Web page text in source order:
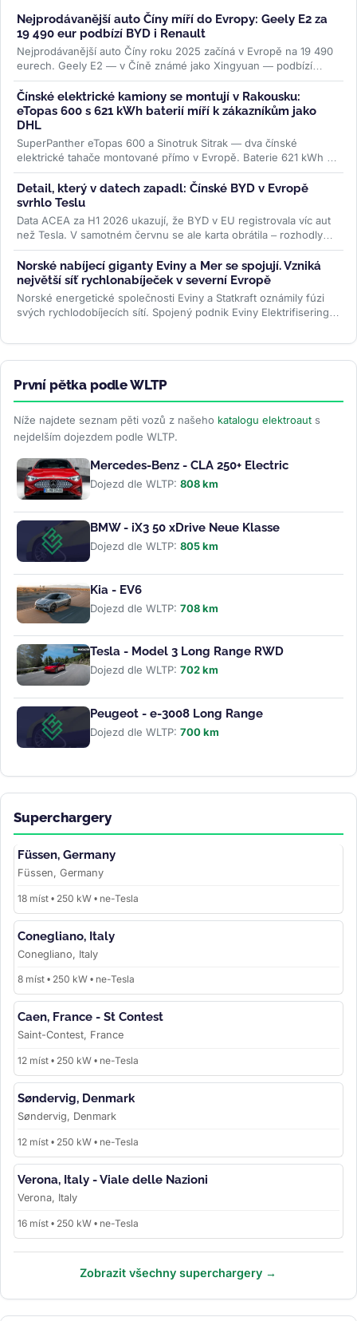
Nejprodávanější auto Číny míří do Evropy: Geely E2 za
19 490 eur podbízí BYD i Renault
Nejprodávanější auto Číny roku 2025 začíná v Evropě na 19 490
eurech. Geely E2 — v Číně známé jako Xingyuan — podbízí
BYD...>>
Čínské elektrické kamiony se montují v Rakousku:
eTopas 600 s 621 kWh baterií míří k zákazníkům jako
DHL
SuperPanther eTopas 600 a Sinotruk Sitrak — dva čínské
elektrické tahače montované přímo v Evropě. Baterie 621 kWh od
CATL, reálný...>>
Detail, který v datech zapadl: Čínské BYD v Evropě
svrhlo Teslu
Data ACEA za H1 2026 ukazují, že BYD v EU registrovala víc aut
než Tesla. V samotném červnu se ale karta obrátila – rozhodly
ceny paliv i...>>
Norské nabíjecí giganty Eviny a Mer se spojují. Vzniká
největší síť rychlonabíječek v severní Evropě
Norské energetické společnosti Eviny a Statkraft oznámily fúzi
svých rychlodobíjecích sítí. Spojený podnik Eviny Elektrifisering
První pětka podle WLTP
Níže najdete seznam pěti vozů z našeho katalogu elektroaut s
nejdelším dojezdem podle WLTP.
Mercedes-Benz - CLA 250+ Electric
Dojezd dle WLTP: 808 km
BMW - iX3 50 xDrive Neue Klasse
Dojezd dle WLTP: 805 km
Kia - EV6
Dojezd dle WLTP: 708 km
Tesla - Model 3 Long Range RWD
Dojezd dle WLTP: 702 km
Peugeot - e-3008 Long Range
Dojezd dle WLTP: 700 km
Superchargery
Füssen, Germany
Füssen, Germany
18 míst • 250 kW • ne-Tesla
Conegliano, Italy
Conegliano, Italy
8 míst • 250 kW • ne-Tesla
Caen, France - St Contest
Saint-Contest, France
12 míst • 250 kW • ne-Tesla
Søndervig, Denmark
Søndervig, Denmark
12 míst • 250 kW • ne-Tesla
Verona, Italy - Viale delle Nazioni
Verona, Italy
16 míst • 250 kW • ne-Tesla
Zobrazit všechny superchargery →